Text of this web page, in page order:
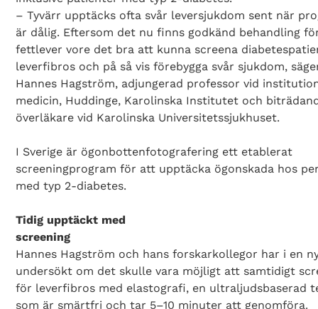
– Tyvärr upptäcks ofta svår leversjukdom sent när
är dålig. Eftersom det nu finns godkänd behandling
fettlever vore det bra att kunna screena
leverfibros och på så vis förebygga svår sjukdom,
Hannes Hagström, adjungerad professor vid
medicin, Huddinge, Karolinska Institutet och
överläkare vid Karolinska Universitetssjukhuset.
I Sverige är ögonbottenfotografering ett etablerat
screeningprogram för att upptäcka ögonskada hos
med typ 2-diabetes.
Tidig upptäckt med
Hannes Hagström och hans forskarkollegor har i en
undersökt om det skulle vara möjligt att samtidigt
för leverfibros med elastografi, en ultraljudsbaserad
som är smärtfri och tar 5–10 minuter att genomföra.